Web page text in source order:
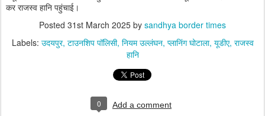
कर राजस्व हानि पहुंचाई।
Posted 31st March 2025 by sandhya border times
Labels: उदयपुर टाउनशिप पॉलिसी नियम उल्लंघन प्लानिंग घोटाला यूडीए राजस्व
हानि
0 Add a comment